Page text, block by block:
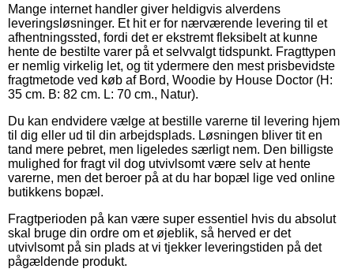
Mange internet handler giver heldigvis alverdens
leveringsløsninger. Et hit er for nærværende levering til et
afhentningssted, fordi det er ekstremt fleksibelt at kunne
hente de bestilte varer på et selvvalgt tidspunkt. Fragttypen
er nemlig virkelig let, og tit ydermere den mest prisbevidste
fragtmetode ved køb af Bord, Woodie by House Doctor (H:
35 cm. B: 82 cm. L: 70 cm., Natur).
Du kan endvidere vælge at bestille varerne til levering hjem
til dig eller ud til din arbejdsplads. Løsningen bliver tit en
tand mere pebret, men ligeledes særligt nem. Den billigste
mulighed for fragt vil dog utvivlsomt være selv at hente
varerne, men det beroer på at du har bopæl lige ved online
butikkens bopæl.
Fragtperioden på kan være super essentiel hvis du absolut
skal bruge din ordre om et øjeblik, så herved er det
utvivlsomt på sin plads at vi tjekker leveringstiden på det
pågældende produkt.